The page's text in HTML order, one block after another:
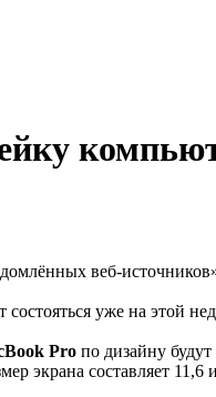
веб-
состояться уже на этой
Pro по дизайну
экрана составляет 11,6